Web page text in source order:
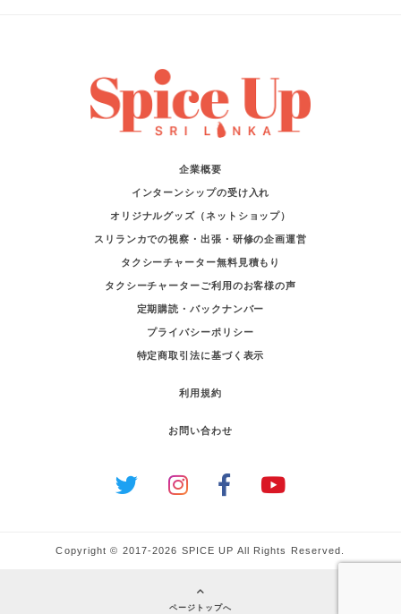
企業概要
インターンシップの受け入れ
オリジナルグッズ（ネットショップ）
スリランカでの視察・出張・研修の企画運営
タクシーチャーター無料見積もり
タクシーチャーターご利用のお客様の声
定期購読・バックナンバー
プライバシーポリシー
特定商取引法に基づく表示
利用規約
お問い合わせ
Copyright © 2017-2026 SPICE UP All Rights Reserved.
ページトップへ